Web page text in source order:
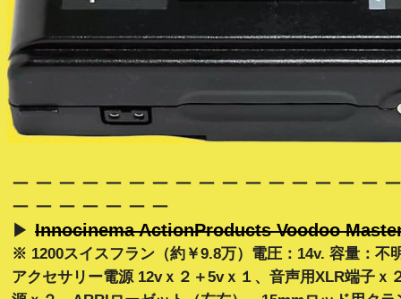
ー ー ー ー ー ー ー ー ー ー ー ー ー ー ー ー
ー ー ー ー ー ー ー
▶ Innocinema ActionProducts Voodoo
※ 1200スイスフラン（約￥9.8万）電圧：14v. 容量：不
アクセサリー電源 12vｘ２＋5vｘ１、音声用XLR端子ｘ